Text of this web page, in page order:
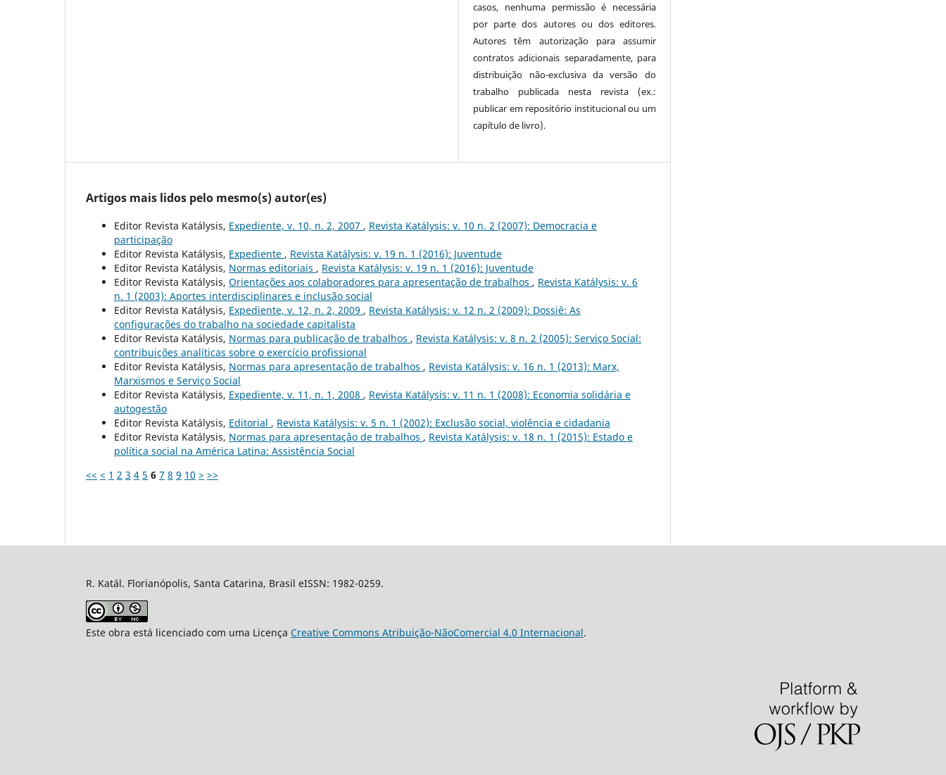
casos, nenhuma permissão é necessária
por parte dos autores ou dos editores.
Autores têm autorização para assumir
contratos adicionais separadamente, para
distribuição não-exclusiva da versão do
trabalho publicada nesta revista (ex.:
publicar em repositório institucional ou um
capítulo de livro).
Artigos mais lidos pelo mesmo(s) autor(es)
Editor Revista Katálysis, Expediente, v. 10, n. 2, 2007 , Revista Katálysis: v. 10 n. 2 (2007): Democracia e
participação
Editor Revista Katálysis, Expediente , Revista Katálysis: v. 19 n. 1 (2016): Juventude
Editor Revista Katálysis, Normas editoriais , Revista Katálysis: v. 19 n. 1 (2016): Juventude
Editor Revista Katálysis, Orientações aos colaboradores para apresentação de trabalhos , Revista Katálysis: v. 6
n. 1 (2003): Aportes interdisciplinares e inclusão social
Editor Revista Katálysis, Expediente, v. 12, n. 2, 2009 , Revista Katálysis: v. 12 n. 2 (2009): Dossiê: As
configurações do trabalho na sociedade capitalista
Editor Revista Katálysis, Normas para publicação de trabalhos , Revista Katálysis: v. 8 n. 2 (2005): Serviço Social:
contribuições analíticas sobre o exercício profissional
Editor Revista Katálysis, Normas para apresentação de trabalhos , Revista Katálysis: v. 16 n. 1 (2013): Marx,
Marxismos e Serviço Social
Editor Revista Katálysis, Expediente, v. 11, n. 1, 2008 , Revista Katálysis: v. 11 n. 1 (2008): Economia solidária e
autogestão
Editor Revista Katálysis, Editorial , Revista Katálysis: v. 5 n. 1 (2002): Exclusão social, violência e cidadania
Editor Revista Katálysis, Normas para apresentação de trabalhos , Revista Katálysis: v. 18 n. 1 (2015): Estado e
política social na América Latina: Assistência Social
<< < 1 2 3 4 5 6 7 8 9 10 > >>
R. Katál. Florianópolis, Santa Catarina, Brasil eISSN: 1982-0259.
Este obra está licenciado com uma Licença Creative Commons Atribuição-NãoComercial 4.0 Internacional.